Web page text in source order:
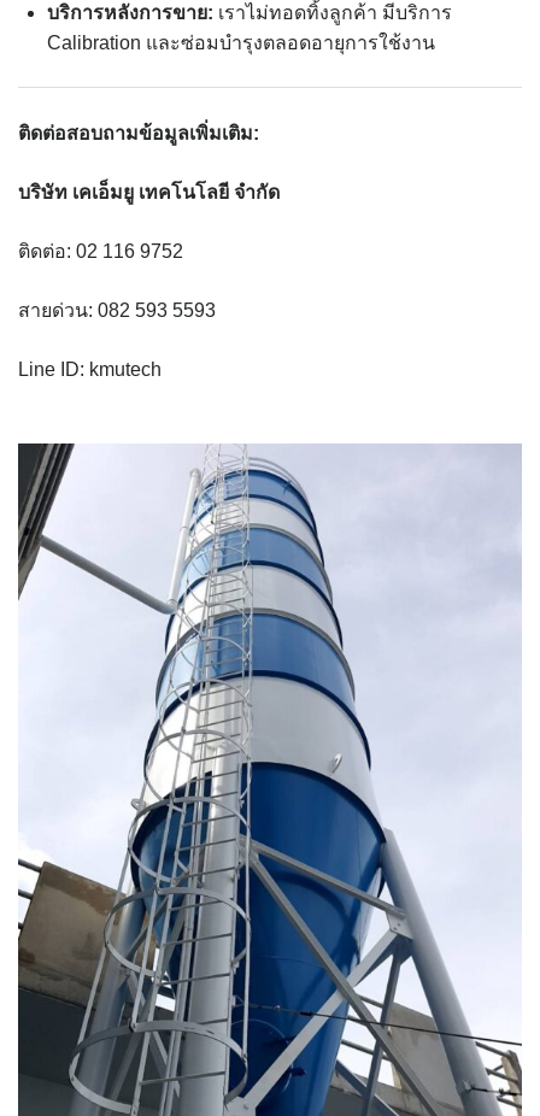
บริการหลังการขาย: เราไม่ทอดทิ้งลูกค้า มีบริการ
Calibration และซ่อมบำรุงตลอดอายุการใช้งาน
ติดต่อสอบถามข้อมูลเพิ่มเติม:
บริษัท เคเอ็มยู เทคโนโลยี จำกัด
ติดต่อ: 02 116 9752
สายด่วน: 082 593 5593
Line ID: kmutech